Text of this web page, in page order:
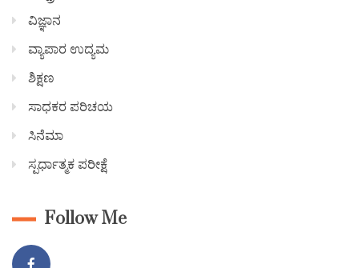
ವಿಜ್ಞಾನ
ವ್ಯಾಪಾರ ಉದ್ಯಮ
ಶಿಕ್ಷಣ
ಸಾಧಕರ ಪರಿಚಯ
ಸಿನೆಮಾ
ಸ್ಪರ್ಧಾತ್ಮಕ ಪರೀಕ್ಷೆ
Follow Me